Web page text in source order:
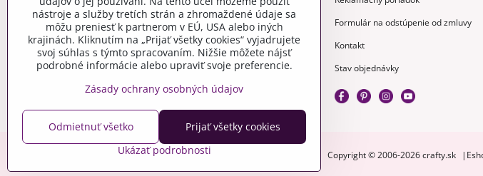
Formulár na odstúpenie od zmluvy
Kontakt
Stav objednávky
Copyright © 2006-2026 crafty.sk
nástroje a služby tretích strán a zhromaždené údaje sa
môžu preniesť k partnerom v EÚ, USA alebo iných
krajinách. Kliknutím na „Prijať všetky cookies“ vyjadrujete
svoj súhlas s týmto spracovaním. Nižšie môžete nájsť
podrobné informácie alebo upraviť svoje preferencie.
Zásady ochrany osobných údajov
Ukázať podrobnosti
Prijať všetky cookies
Odmietnuť všetko